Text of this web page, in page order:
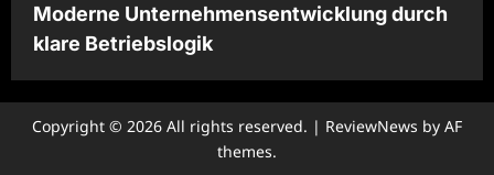
Moderne Unternehmensentwicklung durch
klare Betriebslogik
Copyright © 2026 All rights reserved. | ReviewNews by AF
themes.